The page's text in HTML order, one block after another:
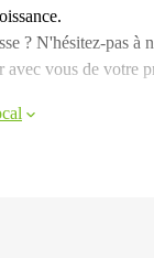
? N'hésitez-pas à
avec vous de votre